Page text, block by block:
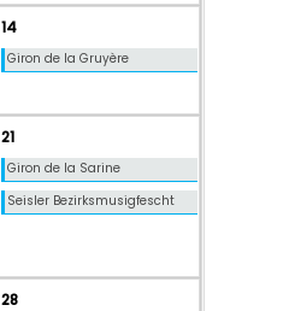
14
Giron de la Gruyère
21
Giron de la Sarine
Seisler Bezirksmusigfescht
28